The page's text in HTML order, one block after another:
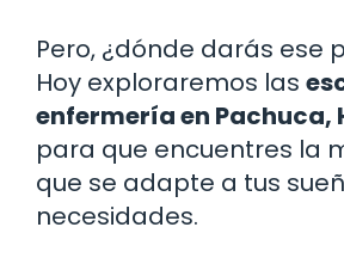
Pero, ¿dónde darás ese
Hoy exploraremos las
enfermería en Pachuca,
para que encuentres la
que se adapte a tus
necesidades.